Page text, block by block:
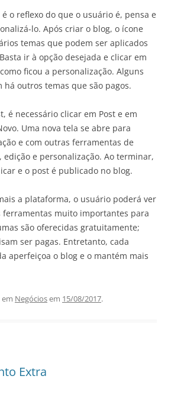
o reflexo do que o usuário é, pensa e
lo. Após criar o blog, o ícone
temas que podem ser aplicados
ir à opção desejada e clicar em
ficou a personalização. Alguns
outros temas que são pagos.
é necessário clicar em Post e em
Uma nova tela se abre para
e com outras ferramentas de
edição e personalização. Ao terminar,
e o post é publicado no blog.
a plataforma, o usuário poderá ver
muito importantes para
são oferecidas gratuitamente;
ser pagas. Entretanto, cada
aperfeiçoa o blog e o mantém mais
Negóciosem 15/08/2017.
Extra